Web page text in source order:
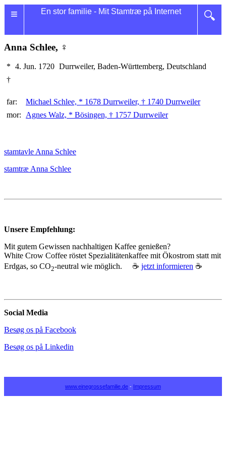
≡ 🔍
En stor familie - Mit Stamtræ på Internet
Anna Schlee, ♀
* 4. Jun. 1720 Durrweiler, Baden-Württemberg, Deutschland
†
far:
Michael Schlee, * 1678 Durrweiler, † 1740 Durrweiler
mor:
Agnes Walz, * Bösingen, † 1757 Durrweiler
stamtavle Anna Schlee
stamtræ Anna Schlee
Unsere Empfehlung:
Mit gutem Gewissen nachhaltigen Kaffee genießen?
White Crow Coffee röstet Spezialitätenkaffee mit Ökostrom statt mit
Erdgas, so CO2‑neutral wie möglich. ☕ jetzt informieren ☕
Social Media
Besøg os på Facebook
Besøg os på Linkedin
www.einegrossefamilie.de - Impressum